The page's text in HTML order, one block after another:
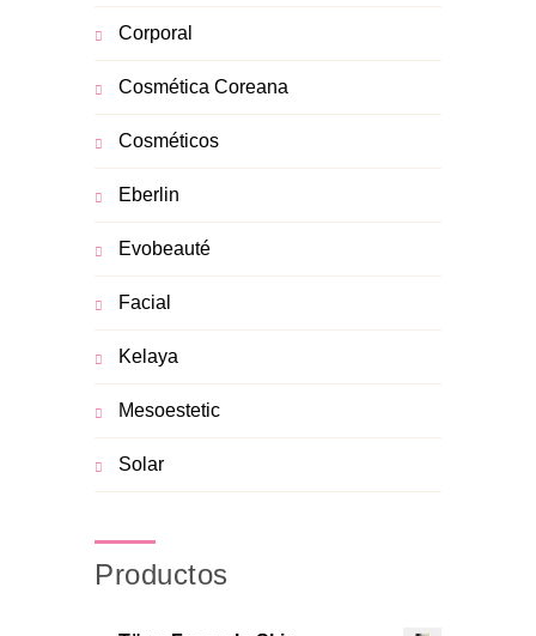
Corporal
Cosmética Coreana
Cosméticos
Eberlin
Evobeauté
Facial
Kelaya
Mesoestetic
Solar
Productos